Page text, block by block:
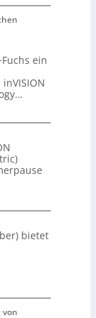
ein
bietet